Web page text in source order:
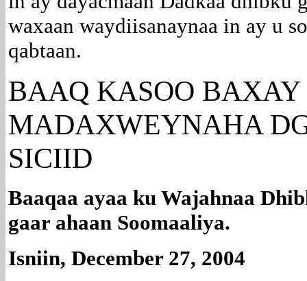
waxaan waydiisanaynaa in ay u
qabtaan.
BAAQ KASOO
MADAXWEYNAHA
SICIID
Baaqaa ayaa ku Wajahnaa
gaar ahaan Soomaaliya.
Isniin, December 27, 2004